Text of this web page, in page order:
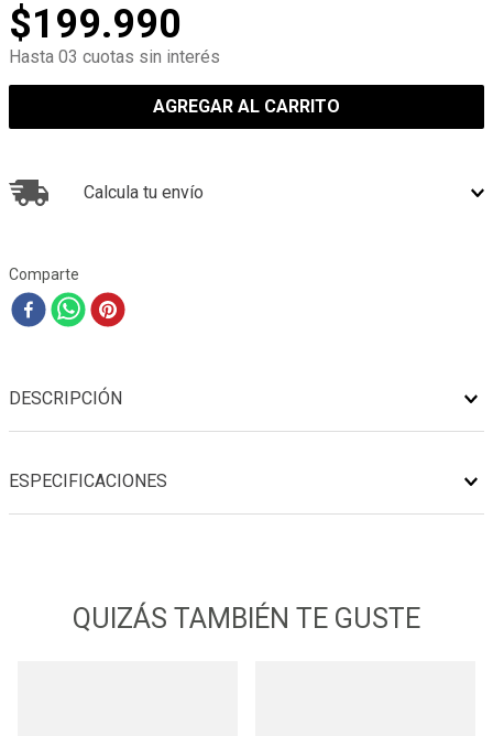
$199.990
Hasta 03 cuotas sin interés
AGREGAR AL CARRITO
Calcula tu envío
Comparte
DESCRIPCIÓN
ESPECIFICACIONES
QUIZÁS TAMBIÉN TE GUSTE